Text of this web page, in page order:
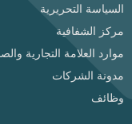
السياسة التحريرية
مركز الشفافية
موارد العلامة التجارية
مدونة الشركات
وظائف